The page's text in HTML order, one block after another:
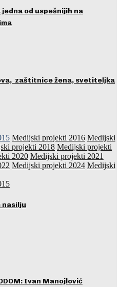
od uspešnijih na
zaštitnice žena, svetiteljka
Medijski projekti 2016 Medijski
projekti 2018 Medijski projekti
2020 Medijski projekti 2021
Medijski projekti 2024 Medijski
nasilju
Ivan Manojlović